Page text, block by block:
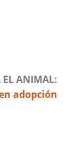
EL ANIMAL
adopción